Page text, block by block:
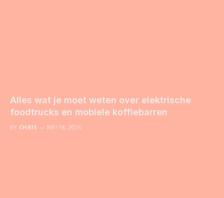
Alles wat je moet weten over elektrische
foodtrucks en mobiele koffiebarren
BY CHRIS MEI 18, 2026